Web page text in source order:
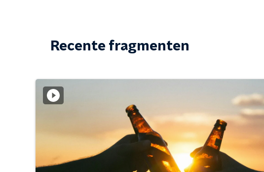
Recente fragmenten